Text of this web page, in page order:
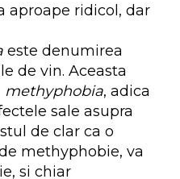
aproape ridicol, dar
este denumirea
de vin. Aceasta
methyphobia, adica
sale asupra
de clar ca o
methyphobie, va
si chiar